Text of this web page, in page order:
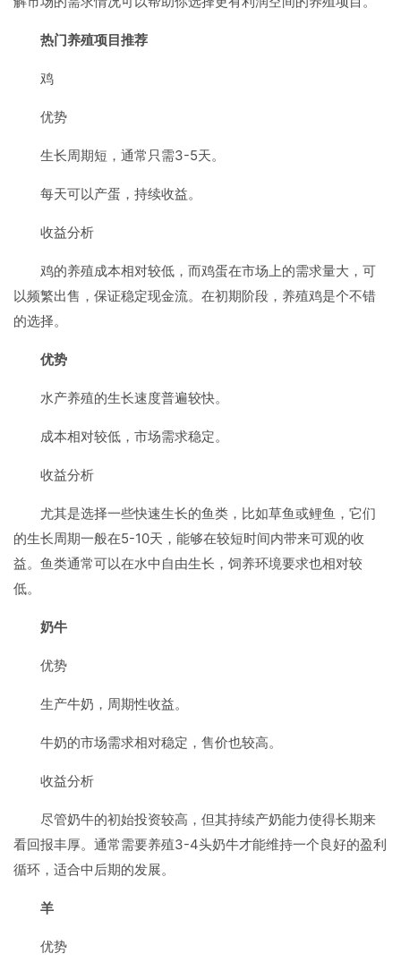
热门养殖项目推荐
鸡
优势
生长周期短，通常只需3-5天。
每天可以产蛋，持续收益。
收益分析
鸡的养殖成本相对较低，而鸡蛋在市场上的需求量大，可
以频繁出售，保证稳定现金流。在初期阶段，养殖鸡是个不错
的选择。
优势
水产养殖的生长速度普遍较快。
成本相对较低，市场需求稳定。
收益分析
尤其是选择一些快速生长的鱼类，比如草鱼或鲤鱼，它们
的生长周期一般在5-10天，能够在较短时间内带来可观的收
益。鱼类通常可以在水中自由生长，饲养环境要求也相对较
低。
奶牛
优势
生产牛奶，周期性收益。
牛奶的市场需求相对稳定，售价也较高。
收益分析
尽管奶牛的初始投资较高，但其持续产奶能力使得长期来
看回报丰厚。通常需要养殖3-4头奶牛才能维持一个良好的盈利
循环，适合中后期的发展。
羊
优势